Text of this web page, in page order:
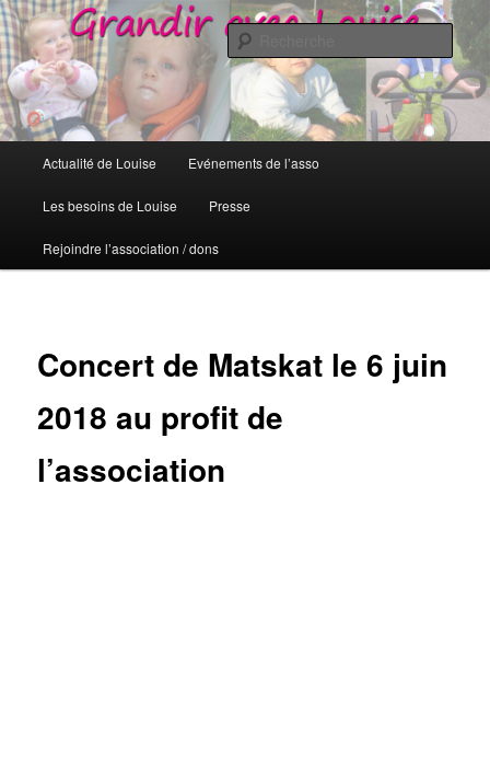
Grandir avec Louise
Grandir avec Louise
principal
Aller
au
contenu
Actualité de Louise Evénements de l’asso
Les besoins de Louise Presse
Rejoindre l’association / dons
Concert de Matskat le 6 juin
2018 au profit de
l’association